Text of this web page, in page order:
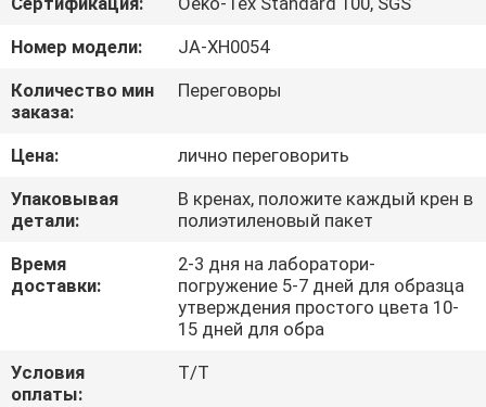
ФАБРИКИ
ПРОВЕРКА
КАЧЕСТВА
СВЯЖИТЕСЬ
МЫ
НОВОСТИ
СЛУЧАИ
Номер модели:
JA-XH0054
Количество мин
заказа:
Переговоры
Цена:
лично переговорить
Упаковывая
детали:
В кренах, положите каждый крен в
полиэтиленовый пакет
Время
доставки:
2-3 дня на лаборатори-
погружение 5-7 дней для образца
утверждения простого цвета 10-
15 дней для обра
Условия
оплаты:
T/T